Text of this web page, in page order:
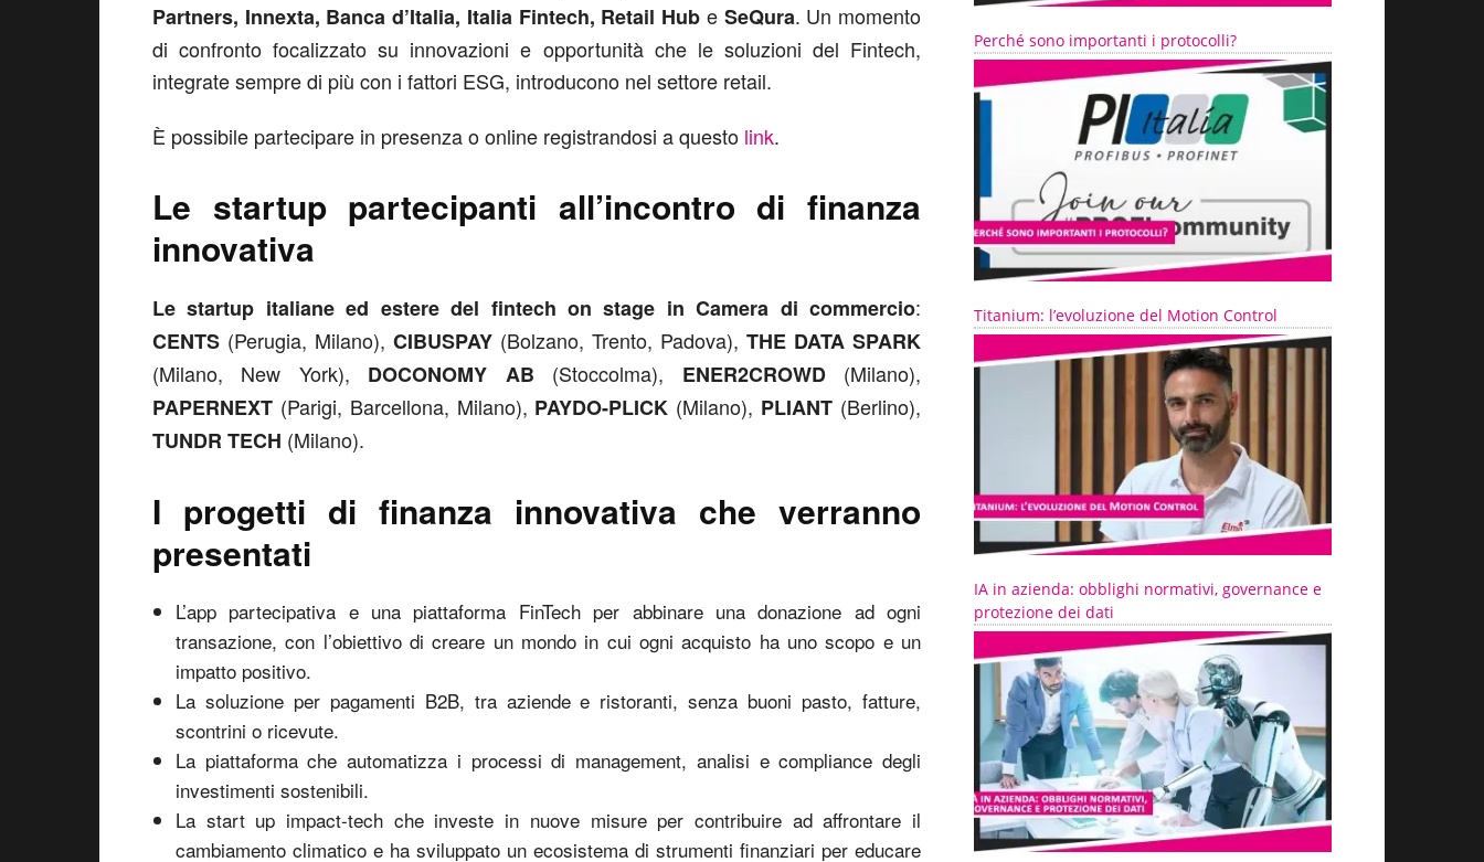
Partners, Innexta, Banca d’Italia, Italia Fintech, Retail Hub e SeQura. Un momento
di confronto focalizzato su innovazioni e opportunità che le soluzioni del Fintech,
integrate sempre di più con i fattori ESG, introducono nel settore retail.
È possibile partecipare in presenza o online registrandosi a questo link.
Le startup partecipanti all’incontro di finanza
innovativa
Le startup italiane ed estere del fintech on stage in Camera di commercio:
CENTS (Perugia, Milano), CIBUSPAY (Bolzano, Trento, Padova), THE DATA SPARK
(Milano, New York), DOCONOMY AB (Stoccolma), ENER2CROWD(Milano),
PAPERNEXT (Parigi, Barcellona, Milano), PAYDO-PLICK (Milano), PLIANT (Berlino),
TUNDR TECH (Milano).
I progetti di finanza innovativa che verranno
presentati
L’app partecipativa e una piattaforma FinTech per abbinare una donazione ad ogni
transazione, con l’obiettivo di creare un mondo in cui ogni acquisto ha uno scopo e un
impatto positivo.
La soluzione per pagamenti B2B, tra aziende e ristoranti, senza buoni pasto, fatture,
scontrini o ricevute.
La piattaforma che automatizza i processi di management, analisi e compliance degli
investimenti sostenibili.
La start up impact-tech che investe in nuove misure per contribuire ad affrontare il
cambiamento climatico e ha sviluppato un ecosistema di strumenti finanziari per educare
Perché sono importanti i protocolli?
Titanium: l’evoluzione del Motion Control
IA in azienda: obblighi normativi, governance e
protezione dei dati